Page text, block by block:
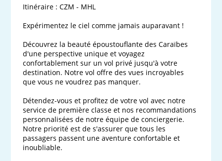
Itinéraire : CZM - MHL
Expérimentez le ciel comme jamais auparavant !
Découvrez la beauté époustouflante des Caraïbes
d'une perspective unique et voyagez
confortablement sur un vol privé jusqu'à votre
destination. Notre vol offre des vues incroyables
que vous ne voudrez pas manquer.
Détendez-vous et profitez de votre vol avec notre
service de première classe et nos recommandations
personnalisées de notre équipe de conciergerie.
Notre priorité est de s'assurer que tous les
passagers passent une aventure confortable et
inoubliable.